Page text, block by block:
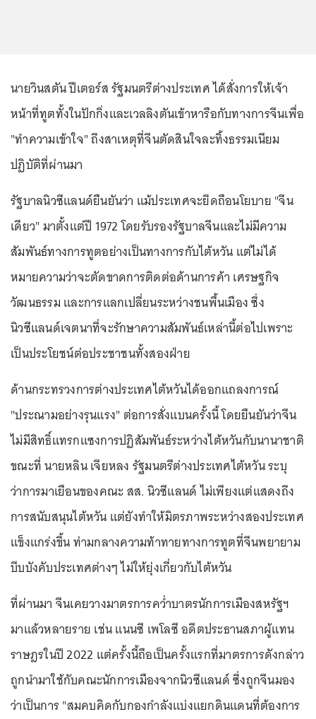
นายวินสตัน ปีเตอร์ส รัฐมนตรีต่างประเทศ ได้สั่งการให้เจ้า
หน้าที่ทูตทั้งในปักกิ่งและเวลลิงตันเข้าหารือกับทางการจีนเพื่อ
"ทำความเข้าใจ" ถึงสาเหตุที่จีนตัดสินใจละทิ้งธรรมเนียม
ปฏิบัติที่ผ่านมา
รัฐบาลนิวซีแลนด์ยืนยันว่า แม้ประเทศจะยึดถือนโยบาย "จีน
เดียว" มาตั้งแต่ปี 1972 โดยรับรองรัฐบาลจีนและไม่มีความ
สัมพันธ์ทางการทูตอย่างเป็นทางการกับไต้หวัน แต่ไม่ได้
หมายความว่าจะตัดขาดการติดต่อด้านการค้า เศรษฐกิจ
วัฒนธรรม และการแลกเปลี่ยนระหว่างชนพื้นเมือง ซึ่ง
นิวซีแลนด์เจตนาที่จะรักษาความสัมพันธ์เหล่านี้ต่อไปเพราะ
เป็นประโยชน์ต่อประชาชนทั้งสองฝ่าย
ด้านกระทรวงการต่างประเทศไต้หวันได้ออกแถลงการณ์
"ประณามอย่างรุนแรง" ต่อการสั่งแบนครั้งนี้ โดยยืนยันว่าจีน
ไม่มีสิทธิ์แทรกแซงการปฏิสัมพันธ์ระหว่างไต้หวันกับนานาชาติ
ขณะที่ นายหลิน เจียหลง รัฐมนตรีต่างประเทศไต้หวัน ระบุ
ว่าการมาเยือนของคณะ สส. นิวซีแลนด์ ไม่เพียงแต่แสดงถึง
การสนับสนุนไต้หวัน แต่ยังทำให้มิตรภาพระหว่างสองประเทศ
แข็งแกร่งขึ้น ท่ามกลางความท้าทายทางการทูตที่จีนพยายาม
บีบบังคับประเทศต่างๆ ไม่ให้ยุ่งเกี่ยวกับไต้หวัน
ที่ผ่านมา จีนเคยวางมาตรการคว่ำบาตรนักการเมืองสหรัฐฯ
มาแล้วหลายราย เช่น แนนซี เพโลซี อดีตประธานสภาผู้แทน
ราษฎรในปี 2022 แต่ครั้งนี้ถือเป็นครั้งแรกที่มาตรการดังกล่าว
ถูกนำมาใช้กับคณะนักการเมืองจากนิวซีแลนด์ ซึ่งถูกจีนมอง
ว่าเป็นการ "สมคบคิดกับกองกำลังแบ่งแยกดินแดนที่ต้องการ